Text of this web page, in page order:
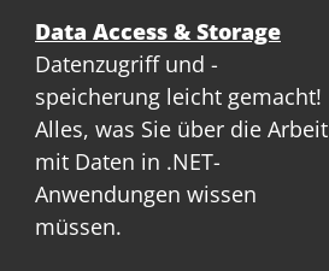
Data Access & Storage
Datenzugriff und -
speicherung leicht gemacht!
Alles, was Sie über die Arbeit
mit Daten in .NET-
Anwendungen wissen
müssen.